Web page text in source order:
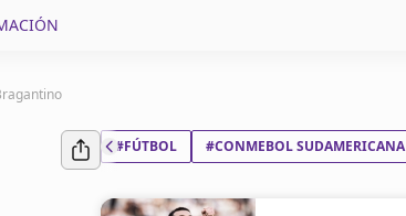
#FÚTBOL #CONMEBOL SUDAMERICANA